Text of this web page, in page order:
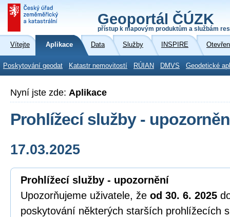
Geoportál ČÚZK
přístup k mapovým produktům a službám
Vítejte Aplikace Data Služby INSPIRE
Poskytování geodat Katastr nemovitostí RÚIAN DMVS Geodetické
Nyní jste zde: Aplikace
Prohlížecí služby -
17.03.2025
Prohlížecí služby - upozornění
Upozorňujeme uživatele, že od 30. 6. 2025
poskytování některých starších prohlížecích